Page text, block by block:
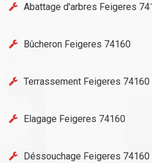
Abattage d'arbres Feigeres
Bûcheron Feigeres 74160
Terrassement Feigeres 74160
Elagage Feigeres 74160
Déssouchage Feigeres 74160